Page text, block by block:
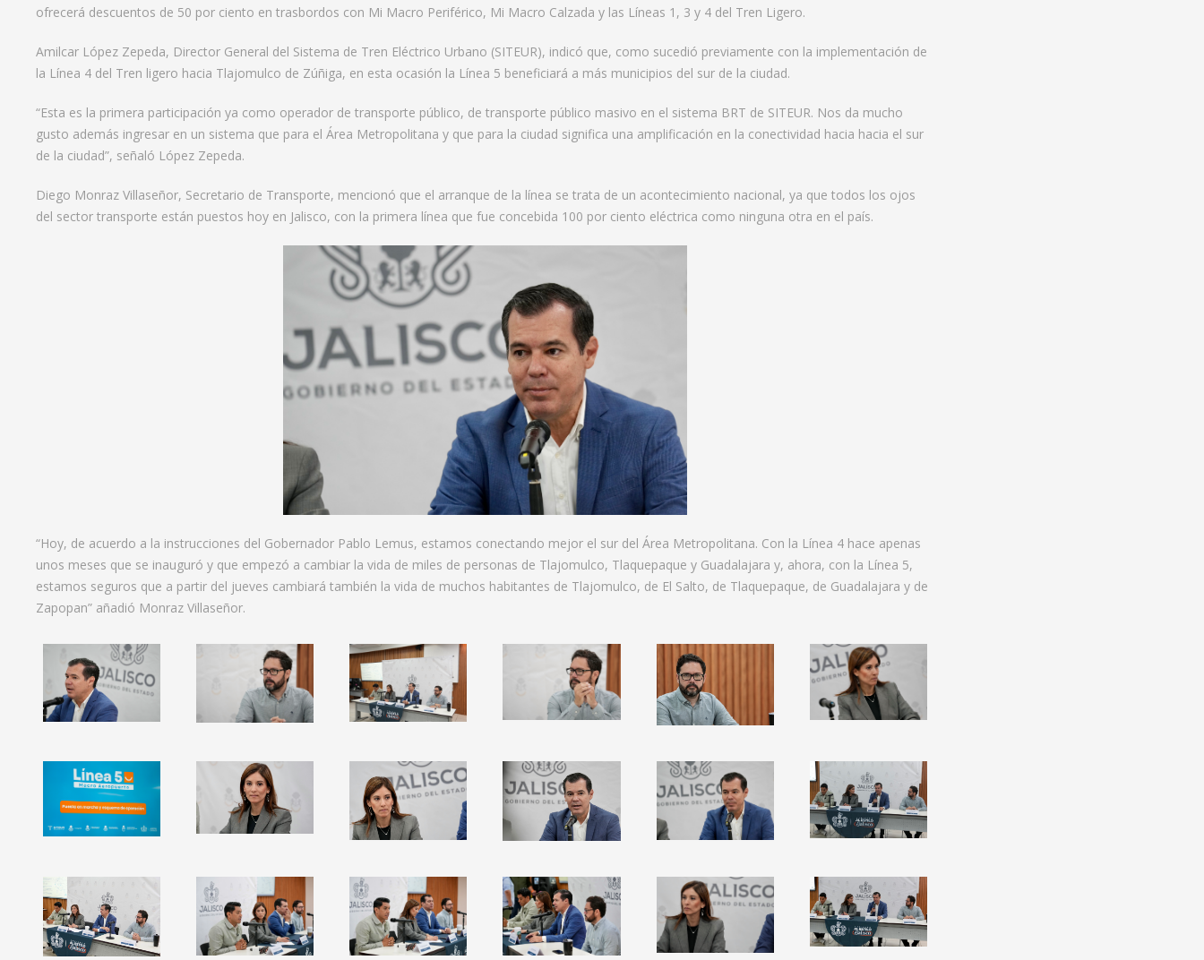
ofrecerá descuentos de 50 por ciento en trasbordos con Mi Macro Periférico, Mi Macro Calzada y las Líneas 1, 3 y 4 del Tren Ligero.
Amilcar López Zepeda, Director General del Sistema de Tren Eléctrico Urbano (SITEUR), indicó que, como sucedió previamente con la implementación de
la Línea 4 del Tren ligero hacia Tlajomulco de Zúñiga, en esta ocasión la Línea 5 beneficiará a más municipios del sur de la ciudad.
“Esta es la primera participación ya como operador de transporte público, de transporte público masivo en el sistema BRT de SITEUR. Nos da mucho
gusto además ingresar en un sistema que para el Área Metropolitana y que para la ciudad significa una amplificación en la conectividad hacia hacia el sur
de la ciudad”, señaló López Zepeda.
Diego Monraz Villaseñor, Secretario de Transporte, mencionó que el arranque de la línea se trata de un acontecimiento nacional, ya que todos los ojos
del sector transporte están puestos hoy en Jalisco, con la primera línea que fue concebida 100 por ciento eléctrica como ninguna otra en el país.
“Hoy, de acuerdo a la instrucciones del Gobernador Pablo Lemus, estamos conectando mejor el sur del Área Metropolitana. Con la Línea 4 hace apenas
unos meses que se inauguró y que empezó a cambiar la vida de miles de personas de Tlajomulco, Tlaquepaque y Guadalajara y, ahora, con la Línea 5,
estamos seguros que a partir del jueves cambiará también la vida de muchos habitantes de Tlajomulco, de El Salto, de Tlaquepaque, de Guadalajara y de
Zapopan” añadió Monraz Villaseñor.